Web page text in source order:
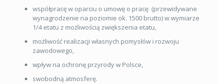
współpracę w oparciu o umowę o pracę (przewidywane
wynagrodzenie na poziomie ok. 1500 brutto) w wymiarze
1/4 etatu z możliwością zwiększenia etatu,
możliwość realizacji własnych pomysłów i rozwoju
zawodowego,
wpływ na ochronę przyrody w Polsce,
swobodną atmosferę.